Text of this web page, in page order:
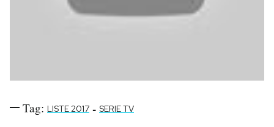
Tag: LISTE 2017 - SERIE TV